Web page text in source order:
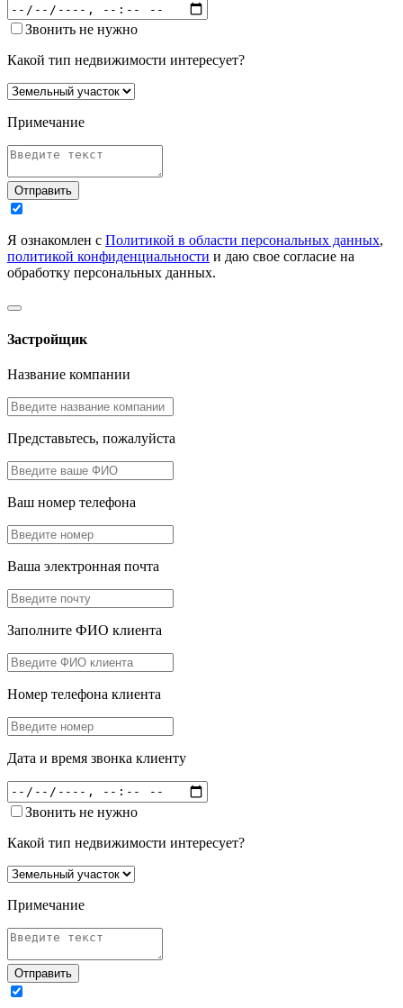
Звонить не нужно
Какой тип недвижимости интересует?
Примечание
Отправить
Я ознакомлен с Политикой в области персональных данных,
политикой конфиденциальности и даю свое согласие на
обработку персональных данных.
Застройщик
Название компании
Представьтесь, пожалуйста
Ваш номер телефона
Ваша электронная почта
Заполните ФИО клиента
Номер телефона клиента
Дата и время звонка клиенту
Звонить не нужно
Какой тип недвижимости интересует?
Примечание
Отправить